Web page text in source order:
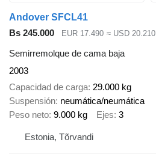
Andover SFCL41
Bs 245.000
EUR 17.490 ≈ USD 20.210
Semirremolque de cama baja
2003
Capacidad de carga 29.000 kg
Suspensión neumática/neumática
Peso neto 9.000 kg Ejes 3
Estonia, Tõrvandi